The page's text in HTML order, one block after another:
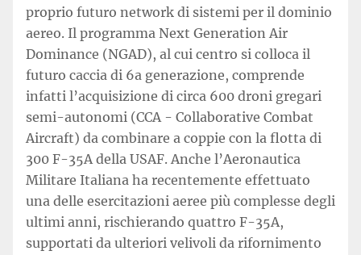
proprio futuro network di sistemi per il dominio
aereo. Il programma Next Generation Air
Dominance (NGAD), al cui centro si colloca il
futuro caccia di 6a generazione, comprende
infatti l’acquisizione di circa 600 droni gregari
semi-autonomi (CCA - Collaborative Combat
Aircraft) da combinare a coppie con la flotta di
300 F-35A della USAF. Anche l’Aeronautica
Militare Italiana ha recentemente effettuato
una delle esercitazioni aeree più complesse degli
ultimi anni, rischierando quattro F-35A,
supportati da ulteriori velivoli da rifornimento